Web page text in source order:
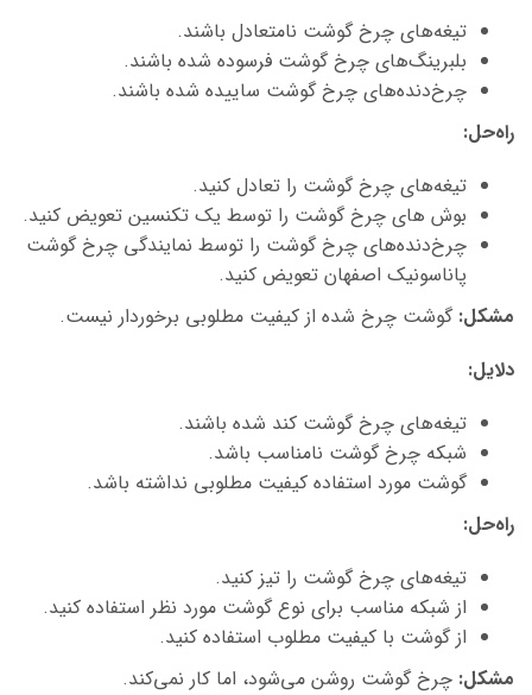
تیغه‌های چرخ گوشت نامتعادل باشند.
بلبرینگ‌های چرخ گوشت فرسوده شده باشند.
چرخ‌دنده‌های چرخ گوشت ساییده شده باشند.
راه‌حل:
تیغه‌های چرخ گوشت را تعادل کنید.
بوش های چرخ گوشت را توسط یک تکنسین تعویض کنید.
چرخ‌دنده‌های چرخ گوشت را توسط نمایندگی چرخ گوشت
پاناسونیک اصفهان تعویض کنید.
مشکل: گوشت چرخ شده از کیفیت مطلوبی برخوردار نیست.
دلایل:
تیغه‌های چرخ گوشت کند شده باشند.
شبکه چرخ گوشت نامناسب باشد.
گوشت مورد استفاده کیفیت مطلوبی نداشته باشد.
راه‌حل:
تیغه‌های چرخ گوشت را تیز کنید.
از شبکه مناسب برای نوع گوشت مورد نظر استفاده کنید.
از گوشت با کیفیت مطلوب استفاده کنید.
مشکل: چرخ گوشت روشن می‌شود، اما کار نمی‌کند.